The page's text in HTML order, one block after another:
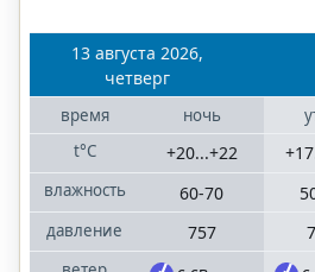
13 августа 2026,
четверг
время
t°C
влажность
давление
ночь
+20...+22
60-70
757